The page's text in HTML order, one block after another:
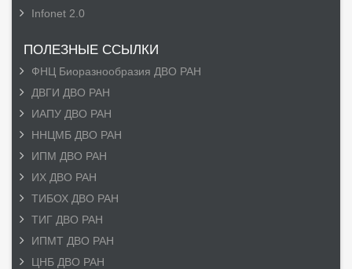
Infonet 2.0
ПОЛЕЗНЫЕ ССЫЛКИ
ФНЦ Биоразнообразия ДВО РАН
ДВГИ ДВО РАН
ИАПУ ДВО РАН
ННЦМБ ДВО РАН
ИПМ ДВО РАН
ИХ ДВО РАН
ТИБОХ ДВО РАН
ТИГ ДВО РАН
ИПМТ ДВО РАН
ЦНБ ДВО РАН